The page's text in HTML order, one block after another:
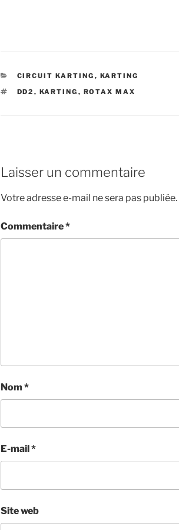
CATÉGORIES
CIRCUIT KARTING , KARTING
ÉTIQUETTES
DD2 , KARTING , ROTAX MAX
Laisser un commentaire
Votre adresse e-mail ne sera pas publiée.
Commentaire*
Nom *
E-mail *
Site web